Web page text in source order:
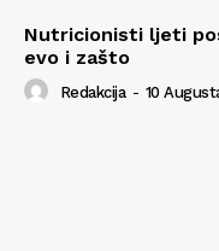
Nutricionisti ljeti
evo i zašto
Redakcija - 10